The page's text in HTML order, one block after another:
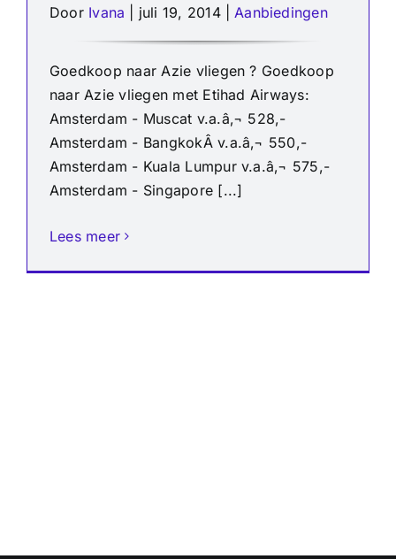
Door Ivana juli 19, 2014 Aanbiedingen
Goedkoop naar Azie vliegen ? Goedkoop
naar Azie vliegen met Etihad Airways:
Amsterdam - Muscat v.a.â‚¬ 528,-
Amsterdam - BangkokÂ v.a.â‚¬ 550,-
Amsterdam - Kuala Lumpur v.a.â‚¬ 575,-
Amsterdam - Singapore [...]
Lees meer